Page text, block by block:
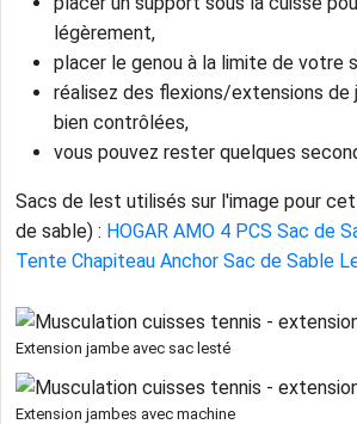
légèrement,
placer le genou à la limite de votre
réalisez des flexions/extensions
bien contrôlées,
vous pouvez rester quelques
Sacs de lest utilisés sur l'image pour
de sable) : HOGAR AMO 4 PCS Sac de
Tente Chapiteau Anchor Sac de Sable
Extension jambe avec sac lesté
Extension jambes avec machine